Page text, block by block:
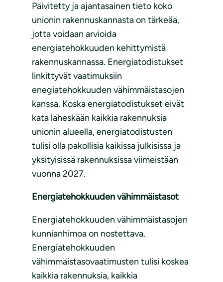
Päivitetty ja ajantasainen tieto koko
unionin rakennuskannasta on tärkeää,
jotta voidaan arvioida
energiatehokkuuden kehittymistä
rakennuskannassa. Energiatodistukset
linkittyvät vaatimuksiin
enegiatehokkuuden vähimmäistasojen
kanssa. Koska energiatodistukset eivät
kata läheskään kaikkia rakennuksia
unionin alueella, energiatodistusten
tulisi olla pakollisia kaikissa julkisissa ja
yksityisissä rakennuksissa viimeistään
vuonna 2027.
Energiatehokkuuden vähimmäistasot
Energiatehokkuuden vähimmäistasojen
kunnianhimoa on nostettava.
Energiatehokkuuden
vähimmäistasovaatimusten tulisi koskea
kaikkia rakennuksia, kaikkia